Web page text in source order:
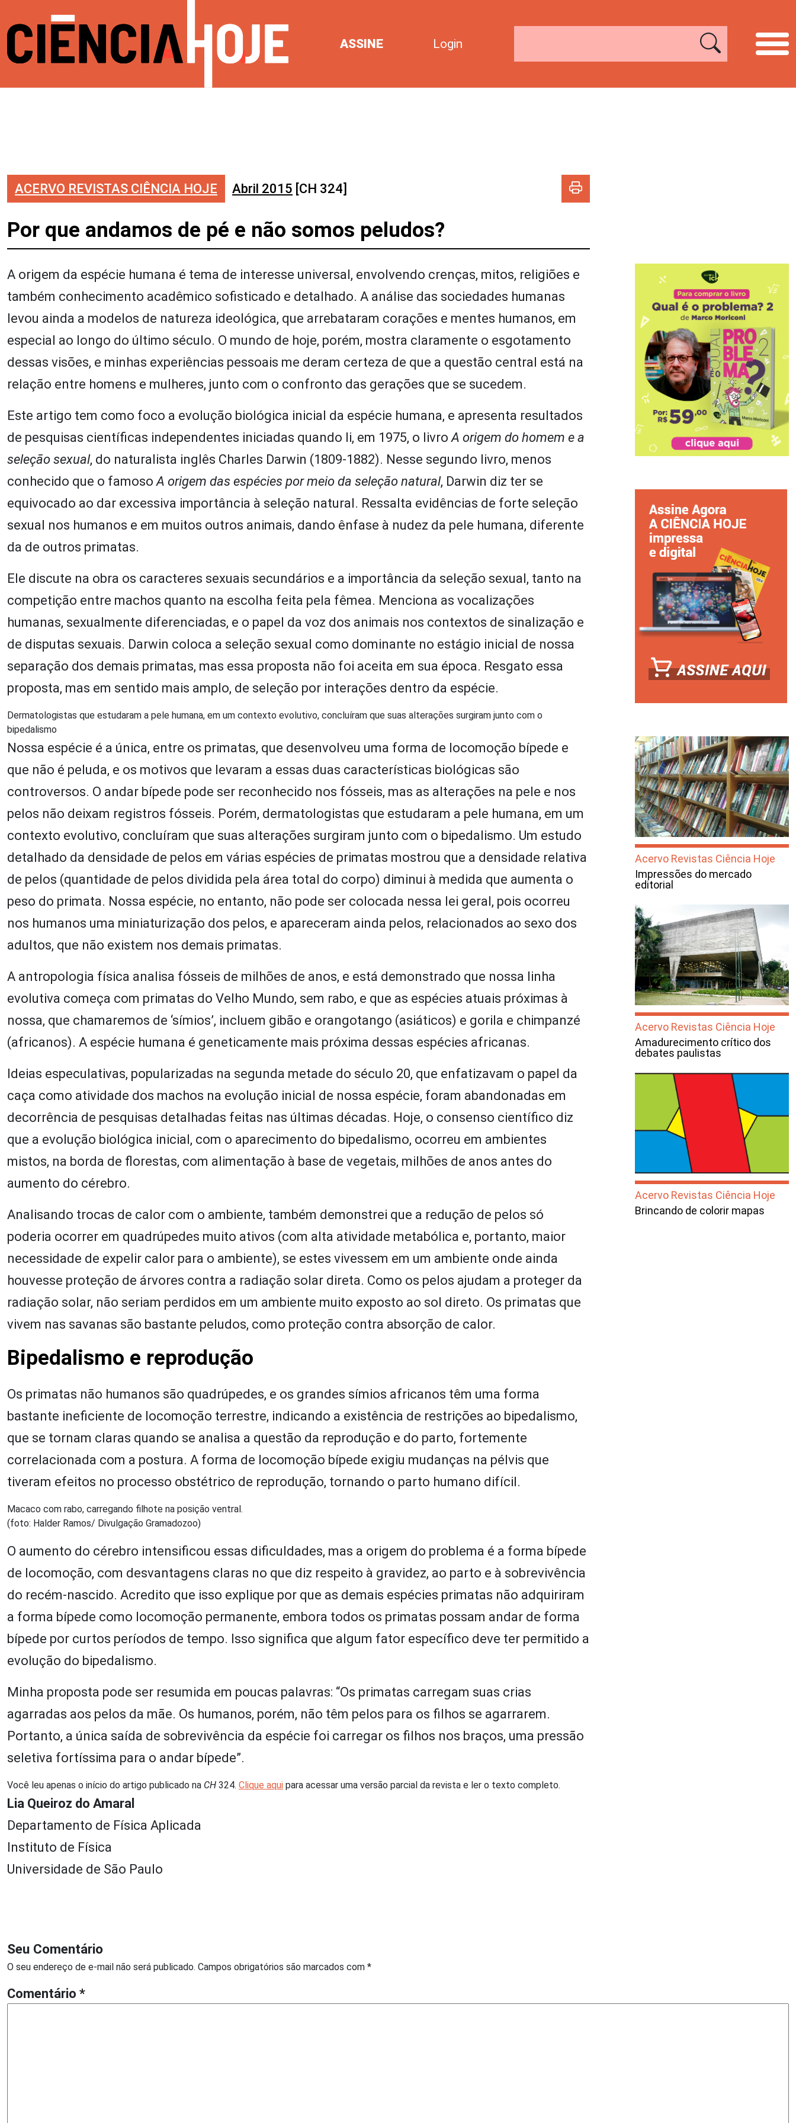
ASSINE Login
ACERVO REVISTAS CIÊNCIA HOJE Abril 2015 [CH 324]
Por que andamos de pé e não somos peludos?
A origem da espécie humana é tema de interesse universal, envolvendo crenças, mitos, religiões e
também conhecimento acadêmico sofisticado e detalhado. A análise das sociedades humanas
levou ainda a modelos de natureza ideológica, que arrebataram corações e mentes humanos, em
especial ao longo do último século. O mundo de hoje, porém, mostra claramente o esgotamento
dessas visões, e minhas experiências pessoais me deram certeza de que a questão central está na
relação entre homens e mulheres, junto com o confronto das gerações que se sucedem.
Este artigo tem como foco a evolução biológica inicial da espécie humana, e apresenta resultados
de pesquisas científicas independentes iniciadas quando li, em 1975, o livroA origem do homem e a
seleção sexual, do naturalista inglês Charles Darwin (1809-1882). Nesse segundo livro, menos
conhecido que o famosoA origem das espécies por meio da seleção natural, Darwin diz ter se
equivocado ao dar excessiva importância à seleção natural. Ressalta evidências de forte seleção
sexual nos humanos e em muitos outros animais, dando ênfase à nudez da pele humana, diferente
da de outros primatas.
Ele discute na obra os caracteres sexuais secundários e a importância da seleção sexual, tanto na
competição entre machos quanto na escolha feita pela fêmea. Menciona as vocalizações
humanas, sexualmente diferenciadas, e o papel da voz dos animais nos contextos de sinalização e
de disputas sexuais. Darwin coloca a seleção sexual como dominante no estágio inicial de nossa
separação dos demais primatas, mas essa proposta não foi aceita em sua época. Resgato essa
proposta, mas em sentido mais amplo, de seleção por interações dentro da espécie.
Dermatologistas que estudaram a pele humana, em um contexto evolutivo, concluíram que suas alterações surgiram junto com o
bipedalismo
Nossa espécie é a única, entre os primatas, que desenvolveu uma forma de locomoção bípede e
que não é peluda, e os motivos que levaram a essas duas características biológicas são
controversos. O andar bípede pode ser reconhecido nos fósseis, mas as alterações na pele e nos
pelos não deixam registros fósseis. Porém, dermatologistas que estudaram a pele humana, em um
contexto evolutivo, concluíram que suas alterações surgiram junto com o bipedalismo. Um estudo
detalhado da densidade de pelos em várias espécies de primatas mostrou que a densidade relativa
de pelos (quantidade de pelos dividida pela área total do corpo) diminui à medida que aumenta o
peso do primata. Nossa espécie, no entanto, não pode ser colocada nessa lei geral, pois ocorreu
nos humanos uma miniaturização dos pelos, e apareceram ainda pelos, relacionados ao sexo dos
adultos, que não existem nos demais primatas.
A antropologia física analisa fósseis de milhões de anos, e está demonstrado que nossa linha
evolutiva começa com primatas do Velho Mundo, sem rabo, e que as espécies atuais próximas à
nossa, que chamaremos de ‘símios’, incluem gibão e orangotango (asiáticos) e gorila e chimpanzé
(africanos). A espécie humana é geneticamente mais próxima dessas espécies africanas.
Ideias especulativas, popularizadas na segunda metade do século 20, que enfatizavam o papel da
caça como atividade dos machos na evolução inicial de nossa espécie, foram abandonadas em
decorrência de pesquisas detalhadas feitas nas últimas décadas. Hoje, o consenso científico diz
que a evolução biológica inicial, com o aparecimento do bipedalismo, ocorreu em ambientes
mistos, na borda de florestas, com alimentação à base de vegetais, milhões de anos antes do
aumento do cérebro.
Analisando trocas de calor com o ambiente, também demonstrei que a redução de pelos só
poderia ocorrer em quadrúpedes muito ativos (com alta atividade metabólica e, portanto, maior
necessidade de expelir calor para o ambiente), se estes vivessem em um ambiente onde ainda
houvesse proteção de árvores contra a radiação solar direta. Como os pelos ajudam a proteger da
radiação solar, não seriam perdidos em um ambiente muito exposto ao sol direto. Os primatas que
vivem nas savanas são bastante peludos, como proteção contra absorção de calor.
Bipedalismo e reprodução
Os primatas não humanos são quadrúpedes, e os grandes símios africanos têm uma forma
bastante ineficiente de locomoção terrestre, indicando a existência de restrições ao bipedalismo,
que se tornam claras quando se analisa a questão da reprodução e do parto, fortemente
correlacionada com a postura. A forma de locomoção bípede exigiu mudanças na pélvis que
tiveram efeitos no processo obstétrico de reprodução, tornando o parto humano difícil.
Macaco com rabo, carregando filhote na posição ventral.
(foto: Halder Ramos/ Divulgação Gramadozoo)
O aumento do cérebro intensificou essas dificuldades, mas a origem do problema é a forma bípede
de locomoção, com desvantagens claras no que diz respeito à gravidez, ao parto e à sobrevivência
do recém-nascido. Acredito que isso explique por que as demais espécies primatas não adquiriram
a forma bípede como locomoção permanente, embora todos os primatas possam andar de forma
bípede por curtos períodos de tempo. Isso significa que algum fator específico deve ter permitido a
evolução do bipedalismo.
Minha proposta pode ser resumida em poucas palavras: “Os primatas carregam suas crias
agarradas aos pelos da mãe. Os humanos, porém, não têm pelos para os filhos se agarrarem.
Portanto, a única saída de sobrevivência da espécie foi carregar os filhos nos braços, uma pressão
seletiva fortíssima para o andar bípede”.
Você leu apenas o início do artigo publicado na CH 324. Clique aqui para acessar uma versão parcial da revista e ler o texto completo.
Lia Queiroz do Amaral
Departamento de Física Aplicada
Instituto de Física
Universidade de São Paulo
Acervo Revistas Ciência Hoje
Impressões do mercado
editorial
Acervo Revistas Ciência Hoje
Amadurecimento crítico dos
debates paulistas
Acervo Revistas Ciência Hoje
Brincando de colorir mapas
Seu Comentário
O seu endereço de e-mail não será publicado. Campos obrigatórios são marcados com *
Comentário *